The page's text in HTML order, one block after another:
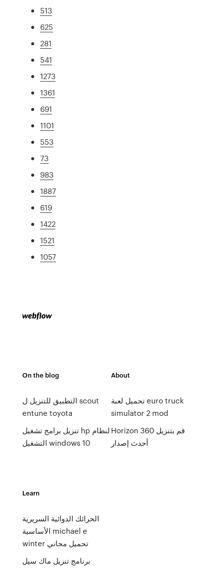
513
625
281
541
1273
1361
691
1101
553
73
983
1887
619
1422
1521
1057
On the blog
التطبيق للتنزيل ل scout
entune toyota
تنزيل برامج تشغيل hp لنظام
التشغيل windows 10
About
تحميل لعبة euro truck
simulator 2 mod
Horizon 360 قم بتنزيل
أحدث إصدار
Learn
الحرائك الدوائية السريرية
الأساسية michael e
winter تحميل مجاني
برنامج تنزيل ماك سيل